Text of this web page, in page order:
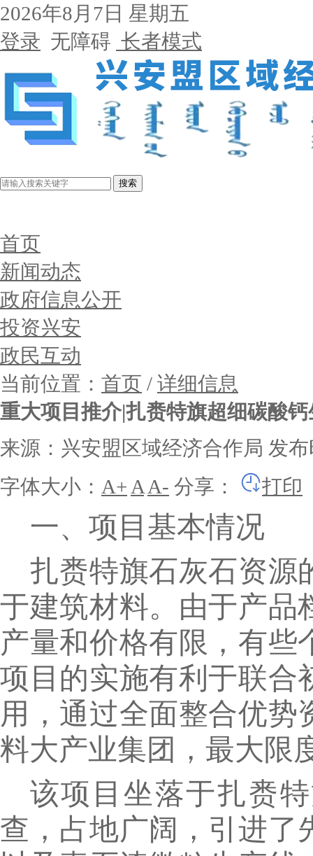
2026年8月7日 星期五
登录 无障碍 长者模式
搜索
首页
新闻动态
政府信息公开
投资兴安
政民互动
当前位置： 首页 / 详细信息
重大项目推介|扎赉特旗超细碳酸
来源：兴安盟区域经济合作局 发布
字体大小： A+ A A- 分享： 打印
一、项目基本情况
扎赉特旗石灰石资源
于建筑材料。由于产品
产量和价格有限，有些
项目的实施有利于联合
用，通过全面整合优势
料大产业集团，最大限
该项目坐落于扎赉
查，占地广阔，引进了